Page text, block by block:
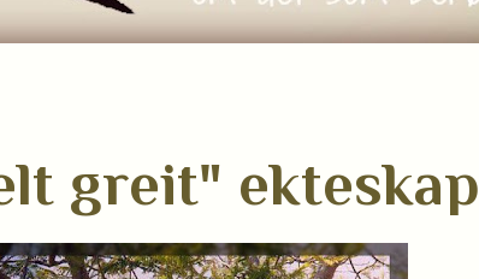
greit" ekteskap